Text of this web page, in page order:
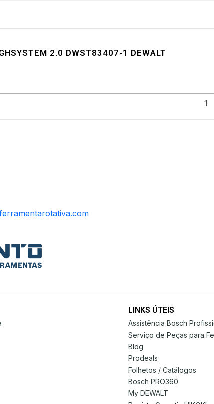
2.0 DWST83407-1 DEWALT
LINKS ÚTEIS
Assistência Bosch
Serviço de Peças para
Blog
Prodeals
Folhetos / Catálogos
Bosch PRO360
My DEWALT